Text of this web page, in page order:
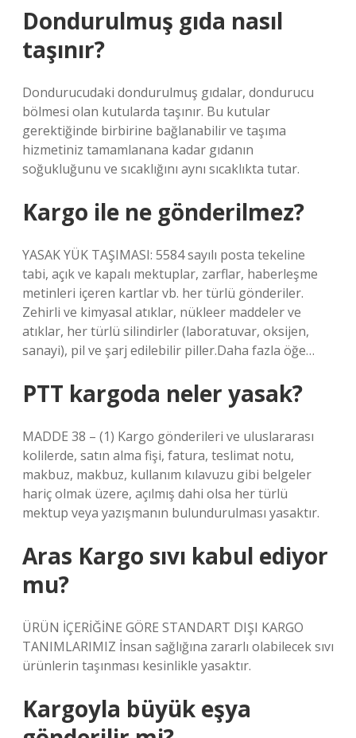
Dondurulmuş gıda nasıl
taşınır?
Dondurucudaki dondurulmuş gıdalar, dondurucu
bölmesi olan kutularda taşınır. Bu kutular
gerektiğinde birbirine bağlanabilir ve taşıma
hizmetiniz tamamlanana kadar gıdanın
soğukluğunu ve sıcaklığını aynı sıcaklıkta tutar.
Kargo ile ne gönderilmez?
YASAK YÜK TAŞIMASI: 5584 sayılı posta tekeline
tabi, açık ve kapalı mektuplar, zarflar, haberleşme
metinleri içeren kartlar vb. her türlü gönderiler.
Zehirli ve kimyasal atıklar, nükleer maddeler ve
atıklar, her türlü silindirler (laboratuvar, oksijen,
sanayi), pil ve şarj edilebilir piller.Daha fazla öğe…
PTT kargoda neler yasak?
MADDE 38 – (1) Kargo gönderileri ve uluslararası
kolilerde, satın alma fişi, fatura, teslimat notu,
makbuz, makbuz, kullanım kılavuzu gibi belgeler
hariç olmak üzere, açılmış dahi olsa her türlü
mektup veya yazışmanın bulundurulması yasaktır.
Aras Kargo sıvı kabul ediyor
mu?
ÜRÜN İÇERİĞİNE GÖRE STANDART DIŞI KARGO
TANIMLARIMIZ İnsan sağlığına zararlı olabilecek sıvı
ürünlerin taşınması kesinlikle yasaktır.
Kargoyla büyük eşya